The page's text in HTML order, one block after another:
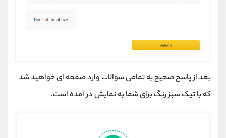
بعد از پاسخ صحیح به تمامی سوالات وارد صفحه ای خواهید شد
که با تیک سبز رنگ برای شما به نمایش در آمده است.